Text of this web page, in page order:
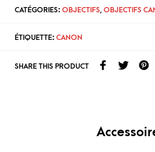
CATÉGORIES: OBJECTIFS, OBJECTIFS
ÉTIQUETTE: CANON
SHARE THIS PRODUCT